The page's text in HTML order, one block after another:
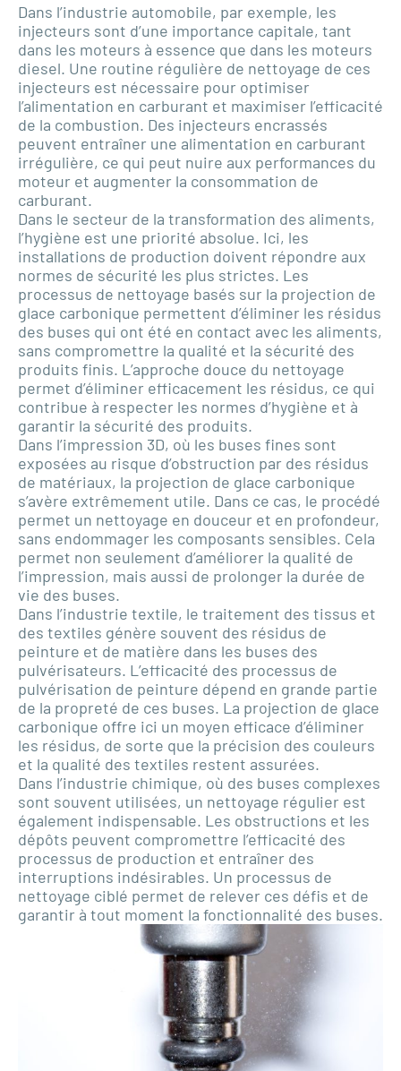
Dans l’industrie automobile, par exemple, les
injecteurs sont d’une importance capitale, tant
dans les moteurs à essence que dans les moteurs
diesel. Une routine régulière de nettoyage de ces
injecteurs est nécessaire pour optimiser
l’alimentation en carburant et maximiser l’efficacité
de la combustion. Des injecteurs encrassés
peuvent entraîner une alimentation en carburant
irrégulière, ce qui peut nuire aux performances du
moteur et augmenter la consommation de
carburant.
Dans le secteur de la transformation des aliments,
l’hygiène est une priorité absolue. Ici, les
installations de production doivent répondre aux
normes de sécurité les plus strictes. Les
processus de nettoyage basés sur la projection de
glace carbonique permettent d’éliminer les résidus
des buses qui ont été en contact avec les aliments,
sans compromettre la qualité et la sécurité des
produits finis. L’approche douce du nettoyage
permet d’éliminer efficacement les résidus, ce qui
contribue à respecter les normes d’hygiène et à
garantir la sécurité des produits.
Dans l’impression 3D, où les buses fines sont
exposées au risque d’obstruction par des résidus
de matériaux, la projection de glace carbonique
s’avère extrêmement utile. Dans ce cas, le procédé
permet un nettoyage en douceur et en profondeur,
sans endommager les composants sensibles. Cela
permet non seulement d’améliorer la qualité de
l’impression, mais aussi de prolonger la durée de
vie des buses.
Dans l’industrie textile, le traitement des tissus et
des textiles génère souvent des résidus de
peinture et de matière dans les buses des
pulvérisateurs. L’efficacité des processus de
pulvérisation de peinture dépend en grande partie
de la propreté de ces buses. La projection de glace
carbonique offre ici un moyen efficace d’éliminer
les résidus, de sorte que la précision des couleurs
et la qualité des textiles restent assurées.
Dans l’industrie chimique, où des buses complexes
sont souvent utilisées, un nettoyage régulier est
également indispensable. Les obstructions et les
dépôts peuvent compromettre l’efficacité des
processus de production et entraîner des
interruptions indésirables. Un processus de
nettoyage ciblé permet de relever ces défis et de
garantir à tout moment la fonctionnalité des buses.